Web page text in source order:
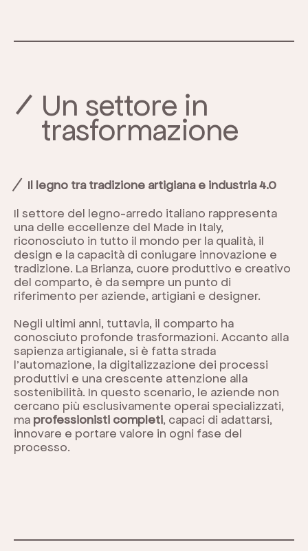
Un settore in
trasformazione
Il legno tra tradizione artigiana e industria 4.0
Il settore del legno-arredo italiano rappresenta
una delle eccellenze del Made in Italy,
riconosciuto in tutto il mondo per la qualità, il
design e la capacità di coniugare innovazione e
tradizione. La Brianza, cuore produttivo e creativo
del comparto, è da sempre un punto di
riferimento per aziende, artigiani e designer.
Negli ultimi anni, tuttavia, il comparto ha
conosciuto profonde trasformazioni. Accanto alla
sapienza artigianale, si è fatta strada
l’automazione, la digitalizzazione dei processi
produttivi e una crescente attenzione alla
sostenibilità. In questo scenario, le aziende non
cercano più esclusivamente operai specializzati,
ma professionisti completi, capaci di adattarsi,
innovare e portare valore in ogni fase del
processo.